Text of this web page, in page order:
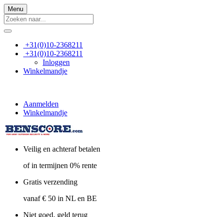
Menu
+31(0)10-2368211
+31(0)10-2368211
Inloggen
Winkelmandje
Aanmelden
Winkelmandje
Veilig en achteraf betalen
of in termijnen 0% rente
Gratis verzending
vanaf € 50 in NL en BE
Niet goed, geld terug